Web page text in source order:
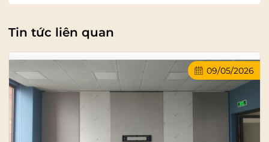
Tin tức liên quan
09/05/2026